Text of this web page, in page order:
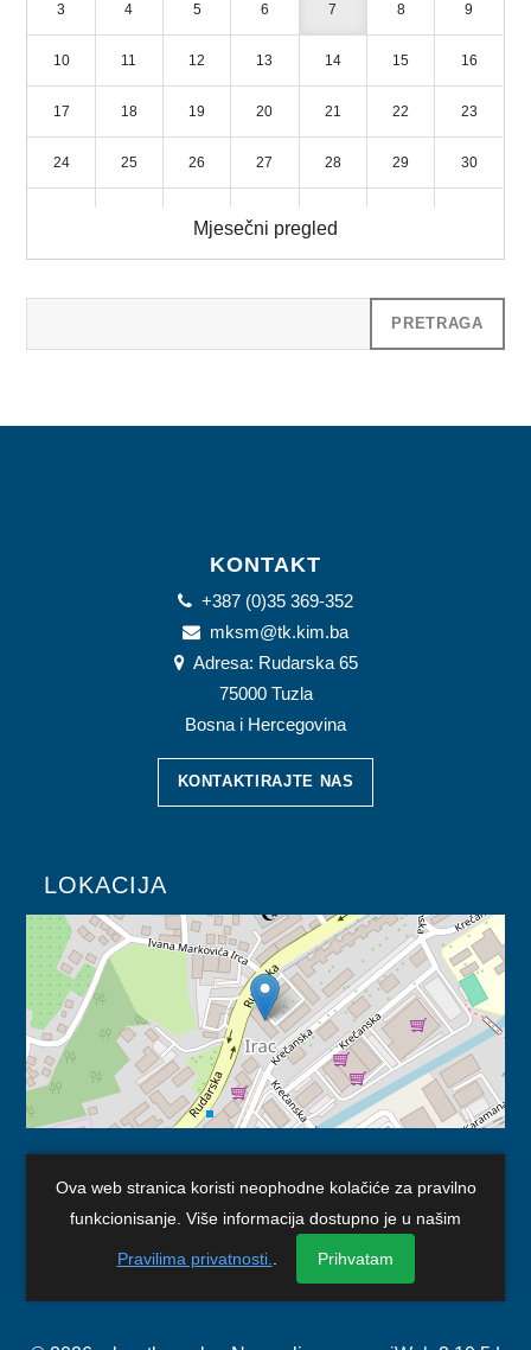
3 4 5 6 7 8 9
10 11 12 13 14 15 16
17 18 19 20 21 22 23
24 25 26 27 28 29 30
Mjesečni pregled
KONTAKT
+387 (0)35 369-352
mksm@tk.kim.ba
Adresa: Rudarska 65
75000 Tuzla
Bosna i Hercegovina
KONTAKTIRAJTE NAS
LOKACIJA
Vlada TK
Skupština TK
Ova web stranica koristi neophodne kolačiće za pravilno
funkcionisanje. Više informacija dostupno je u našim
Pravilima privatnosti.. Prihvatam